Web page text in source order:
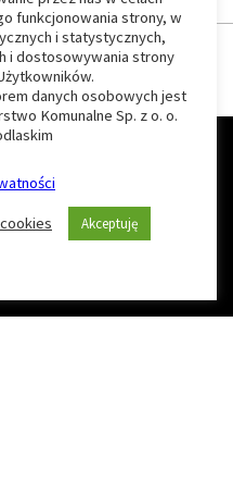
Plus Sp. z o.o.
(cookies) w celu
podczas korzystania
znajduje się na
prywatności
funkcjonowania strony, w
i statystycznych,
i dostosowywania strony
danych osobowych jest
Komunalne Sp. z o. o.
Akceptuję